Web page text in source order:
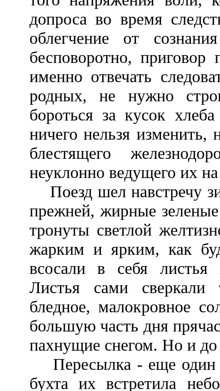
допроса во время
облегчение от
бесповоротно,
именно отвечать
родных, не нужно
бороться за кусок
ничего нельзя изменить,
блестящего
неуклонно ведущего их
Поезд шел навстречу
прежней, жирные
тронуты светлой
жарким и ярким, как
всосали в себя листья
Листья сами
бледное, малокровное
большую часть дня
пахнущие снегом. Но и до
Пересылка - еще один
бухта их встретила